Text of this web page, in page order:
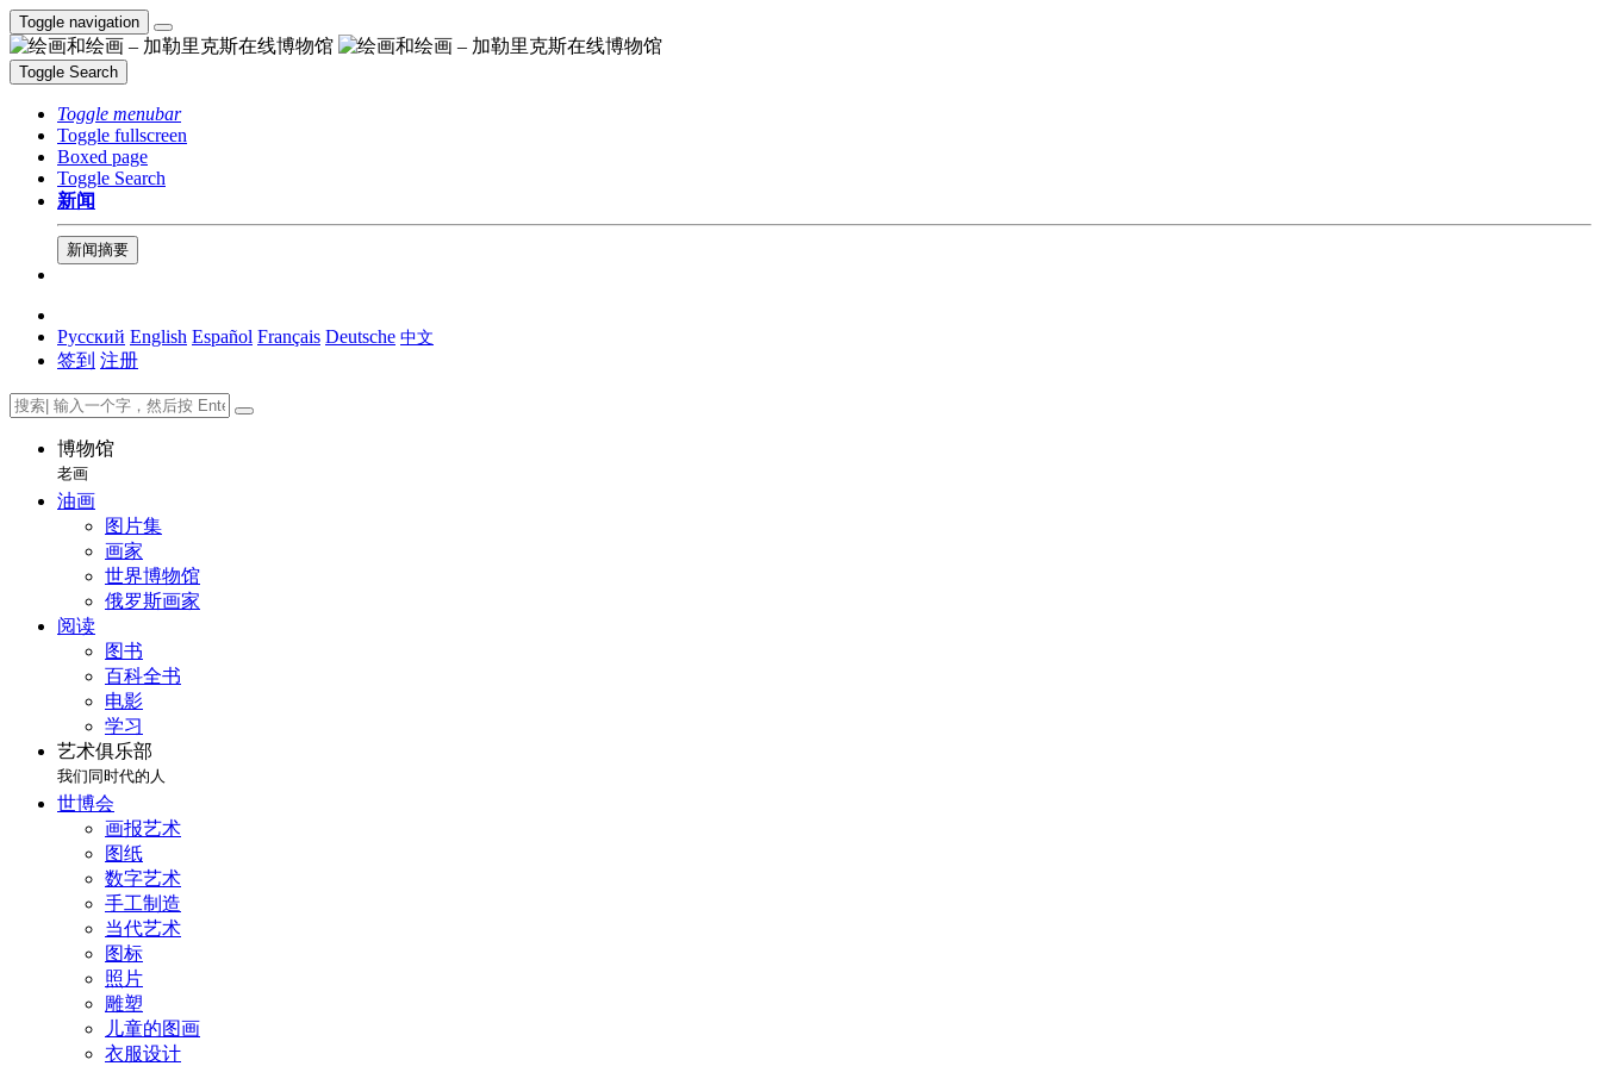
Toggle navigation
Toggle Search
Toggle menubar
Toggle fullscreen
Boxed page
Toggle Search
新闻
新闻摘要
Русский English Español Français Deutsche 中文
签到 注册
博物馆
老画
油画
图片集
画家
世界博物馆
俄罗斯画家
阅读
图书
百科全书
电影
学习
艺术俱乐部
我们同时代的人
世博会
画报艺术
图纸
数字艺术
手工制造
当代艺术
图标
照片
雕塑
儿童的图画
衣服设计